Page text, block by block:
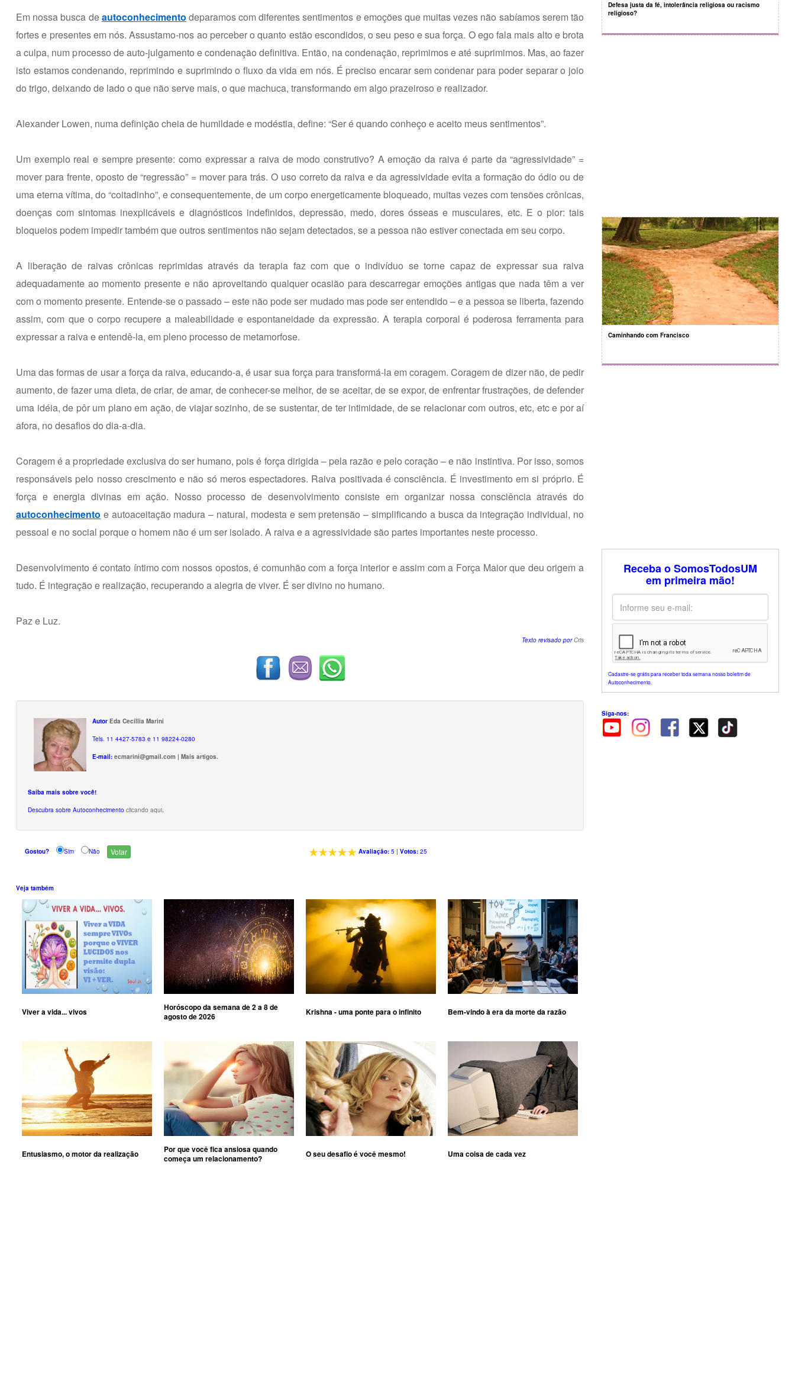
Em nossa busca deautoconhecimento deparamos com diferentes sentimentos e emoções que muitas vezes não sabíamos serem tão
fortes e presentes em nós. Assustamo-nos ao perceber o quanto estão escondidos, o seu peso e sua força. O ego fala mais alto e brota
a culpa, num processo de auto-julgamento e condenação definitiva. Então, na condenação, reprimimos e até suprimimos. Mas, ao fazer
isto estamos condenando, reprimindo e suprimindo o fluxo da vida em nós. É preciso encarar sem condenar para poder separar o joio
do trigo, deixando de lado o que não serve mais, o que machuca, transformando em algo prazeiroso e realizador.
Alexander Lowen, numa definição cheia de humildade e modéstia, define: “Ser é quando conheço e aceito meus sentimentos”.
Um exemplo real e sempre presente: como expressar a raiva de modo construtivo? A emoção da raiva é parte da “agressividade” =
mover para frente, oposto de “regressão” = mover para trás. O uso correto da raiva e da agressividade evita a formação do ódio ou de
uma eterna vítima, do “coitadinho”, e consequentemente, de um corpo energeticamente bloqueado, muitas vezes com tensões crônicas,
doenças com sintomas inexplicáveis e diagnósticos indefinidos, depressão, medo, dores ósseas e musculares, etc. E o pior: tais
bloqueios podem impedir também que outros sentimentos não sejam detectados, se a pessoa não estiver conectada em seu corpo.
A liberação de raivas crônicas reprimidas através da terapia faz com que o indivíduo se torne capaz de expressar sua raiva
adequadamente ao momento presente e não aproveitando qualquer ocasião para descarregar emoções antigas que nada têm a ver
com o momento presente. Entende-se o passado – este não pode ser mudado mas pode ser entendido – e a pessoa se liberta, fazendo
assim, com que o corpo recupere a maleabilidade e espontaneidade da expressão. A terapia corporal é poderosa ferramenta para
expressar a raiva e entendê-la, em pleno processo de metamorfose.
Uma das formas de usar a força da raiva, educando-a, é usar sua força para transformá-la em coragem. Coragem de dizer não, de pedir
aumento, de fazer uma dieta, de criar, de amar, de conhecer-se melhor, de se aceitar, de se expor, de enfrentar frustrações, de defender
uma idéia, de pôr um plano em ação, de viajar sozinho, de se sustentar, de ter intimidade, de se relacionar com outros, etc, etc e por aí
afora, no desafios do dia-a-dia.
Coragem é a propriedade exclusiva do ser humano, pois é força dirigida – pela razão e pelo coração – e não instintiva. Por isso, somos
responsáveis pelo nosso crescimento e não só meros espectadores. Raiva positivada é consciência. É investimento em si próprio. É
força e energia divinas em ação. Nosso processo de desenvolvimento consiste em organizar nossa consciência através do
autoconhecimento e autoaceitação madura – natural, modesta e sem pretensão – simplificando a busca da integração individual, no
pessoal e no social porque o homem não é um ser isolado. A raiva e a agressividade são partes importantes neste processo.
Desenvolvimento é contato íntimo com nossos opostos, é comunhão com a força interior e assim com a Força Maior que deu origem a
tudo. É integração e realização, recuperando a alegria de viver. É ser divino no humano.
Paz e Luz.
Texto revisado porCris
Autor Eda Cecíllia Marini
Tels. 11 4427-5783 e 11 98224-0280
E-mail: ecmarini@gmail.com | Mais artigos.
Saiba mais sobre você!
Descubra sobre Autoconhecimento clicando aqui.
Gostou? Sim Não Avaliação:5 | Votos:25
Veja também
Viver a vida... vivos
Horóscopo da semana de 2 a 8 de
agosto de 2026
Krishna - uma ponte para o infinito Bem-vindo à era da morte da razão
Entusiasmo, o motor da realização
Por que você fica ansiosa quando
começa um relacionamento?
O seu desafio é você mesmo! Uma coisa de cada vez
Defesa justa da fé, intolerância religiosa ou racismo
religioso?
Caminhando com Francisco
Receba o SomosTodosUM
em primeira mão!
Cadastre-se grátis para receber toda semana nosso boletim de
Autoconhecimento.
Siga-nos: